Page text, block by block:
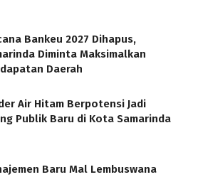
Bankeu 2027 Dihapus,
Diminta Maksimalkan
Daerah
Air Hitam Berpotensi Jadi
Publik Baru di Kota Samarinda
Baru Mal Lembuswana